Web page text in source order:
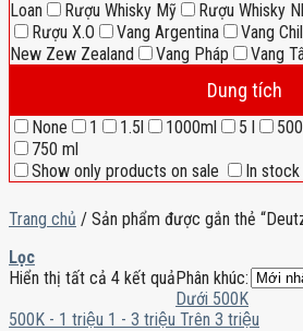
Loan Rượu Whisky Mỹ Rượu Whisky
Rượu X.O
Vang Argentina Vang
New Zew Zealand
Vang Pháp Vang
Dung tích
None 1 1.5l 1000ml 5 l
750 ml
Show only products on sale
In stock
Trang chủ / Sản phẩm được gắn thẻ
Lọc
Hiển thị tất cả 4 kết quảPhân khúc:
Dưới 500K
500K - 1 triệu 1 - 3 triệu Trên 3 triệu